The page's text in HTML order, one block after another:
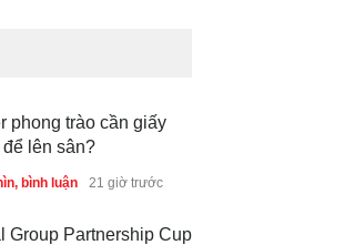
phong trào cần giấy
để lên sân?
bình luận 21 giờ trước
Group Partnership Cup